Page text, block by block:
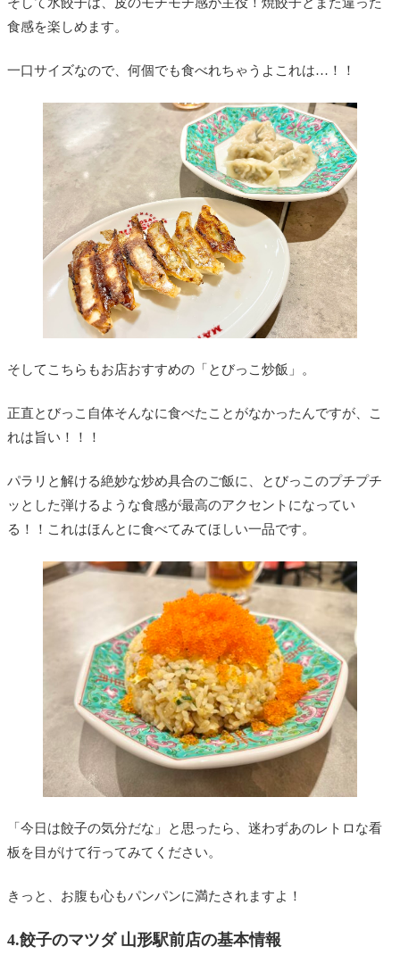
そして水餃子は、皮のモチモチ感が主役！焼餃子とまた違った
食感を楽しめます。
一口サイズなので、何個でも食べれちゃうよこれは…！！
そしてこちらもお店おすすめの「とびっこ炒飯」。
正直とびっこ自体そんなに食べたことがなかったんですが、こ
れは旨い！！！
パラリと解ける絶妙な炒め具合のご飯に、とびっこのプチプチ
ッとした弾けるような食感が最高のアクセントになってい
る！！これはほんとに食べてみてほしい一品です。
「今日は餃子の気分だな」と思ったら、迷わずあのレトロな看
板を目がけて行ってみてください。
きっと、お腹も心もパンパンに満たされますよ！
4.餃子のマツダ 山形駅前店の基本情報